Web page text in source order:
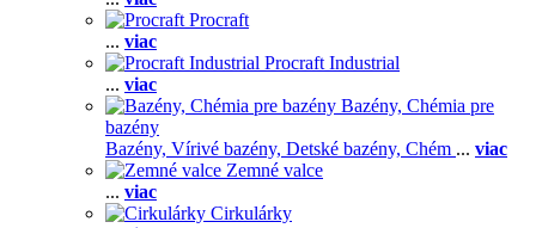
Procraft
... viac
Procraft Industrial
... viac
Bazény, Chémia pre
bazény
Bazény, Vírivé bazény, Detské bazény, Chém ... viac
Zemné valce
... viac
Cirkulárky